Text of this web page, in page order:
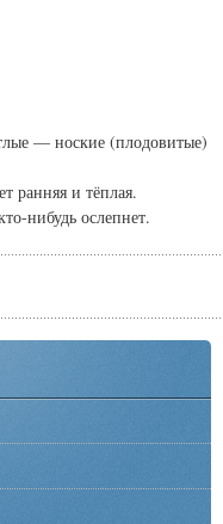
— ноские (плодовитые)
ранняя и тёплая.
нибудь ослепнет.